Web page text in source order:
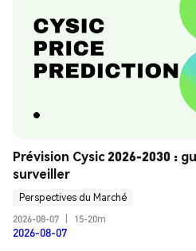
Prévision Cysic 2026-2030 :
surveiller
Perspectives du Marché
2026-08-07
15-20m
2026-08-07